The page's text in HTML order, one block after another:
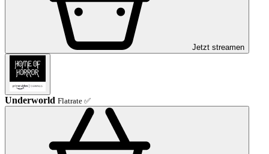
Jetzt streamen
Underworld Flatrate ✅